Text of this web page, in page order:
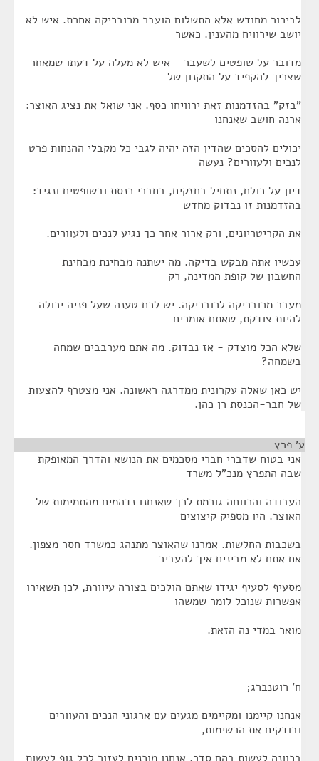
לבירור מחודש אלא התשלום הועבר מרובריקה אחרת. איש לא
יושב שירוויח מהענין. כאשר
מדובר על שופטים לשעבר - איש לא מעלה על דעתו שמאחר
שצריך להקפיד על התקנון של
"בזק" בהזדמנות זאת ירוויחו כסף. אני שואל את נציג האוצר:
ארנה חושב שאנחנו
יכולים להסכים שהדין הזה יהיה לגבי כל מקבלי ההנחות פרט
לנכים ולעוורים? נעשה
דיון על כולם, נתחיל בחזקים, בחברי כנסת ובשופטים ונגיד:
בהזדמנות זו נבדוק מחדש
את הקריטריונים, ורק ארור אחר כך נגיע לנכים ולעוורים.
עכשיו אתה מבקש בדיקה. מה ישתנה מבחינת מבחינת
החשבון של קופת המדינה, רק
מעבר מרובריקה לרובריקה. יש לכם טענה שעל פניה יכולה
להיות צודקת, שאתם אומרים
שלא הכל מוצדק - אז נבדוק. מה אתם מערבבים שמחה
בשמחה?
יש כאן שאלה עקרונית ממדרגה ראשונה. אני מצטרף להצעות
של חבר-הכנסת רן כהן.
ע' פרץ
אני בטוח שדברי חברי מסכמים את הנושא והדרך המאופקת
שבה התפרץ מנכ"ל משרד
העבודה והרווחה גורמת לכך שאנחנו נדהמים מהתמימות של
האוצר. היו מספיק קיצוצים
בשכבות החלשות. אמרנו שהאוצר מתנהג כמשרד חסר מצפון.
אם אתם לא מבינים איך להעביר
מסעיף לסעיף יגידו שאתם הולכים בצורה עיוורת, לכן תשאירו
אפשרות שנוכל לומר שמשהו
מואר במדי נה הזאת.
ח' רוטנברג;
אנחנו קיימנו ומקיימים מגעים עם ארגוני הנכים והעוורים
ובודקים את הרשימות,